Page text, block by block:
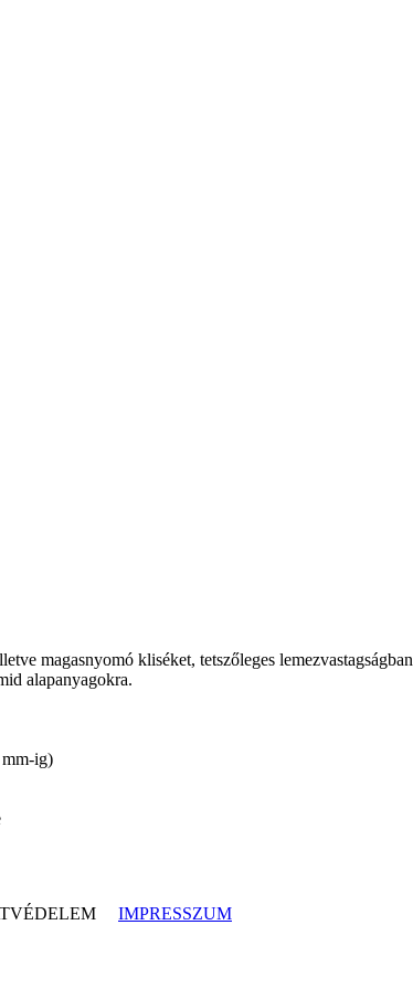
magasnyomó kliséket, tetszőleges lemezvastagságban
alapanyagokra.
mm-ig)
IMPRESSZUM